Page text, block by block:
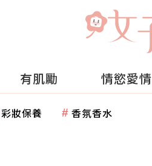
有肌勵 情慾愛情
彩妝保養 香氛香水